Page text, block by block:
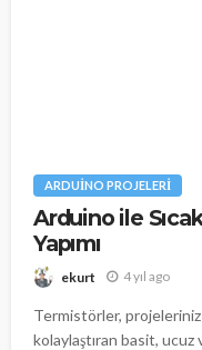
ARDUINO PROJELERI
Arduino ile
Yapımı
ekurt 4 yıl ago
Termistörler, projeleriniz
kolaylaştıran basit,